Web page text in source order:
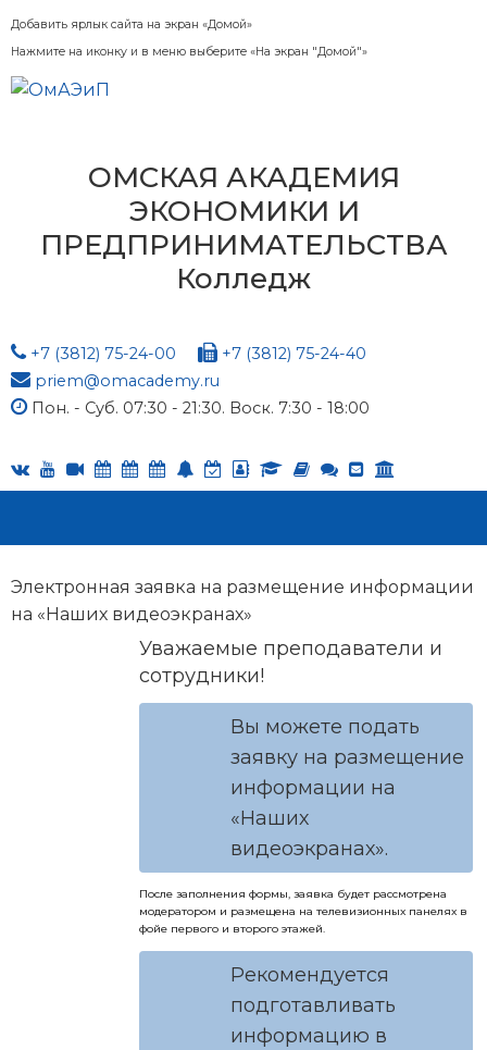
Добавить ярлык сайта на экран «Домой»
Нажмите на иконку и в меню выберите «На экран "Домой"»
ОМСКАЯ АКАДЕМИЯ
ЭКОНОМИКИ И
ПРЕДПРИНИМАТЕЛЬСТВА
Колледж
+7 (3812) 75-24-00
+7 (3812) 75-24-40
priem@omacademy.ru
Пон. - Суб. 07:30 - 21:30. Воск. 7:30 - 18:00
Электронная заявка на размещение информации
на «Наших видеоэкранах»
Уважаемые преподаватели и
сотрудники!
Вы можете подать
заявку на размещение
информации на
«Наших
видеоэкранах».
После заполнения формы, заявка будет рассмотрена
модератором и размещена на телевизионных панелях в
фойе первого и второго этажей.
Рекомендуется
подготавливать
информацию в